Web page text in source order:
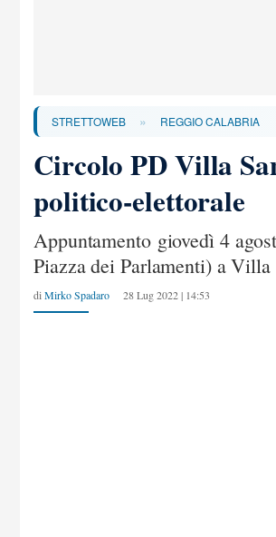
STRETTOWEB » REGGIO CALABRIA
Circolo PD Villa
politico-elettorale
Appuntamento giovedì 4
Piazza dei Parlamenti) a
di Mirko Spadaro 28 Lug 2022 | 14:53